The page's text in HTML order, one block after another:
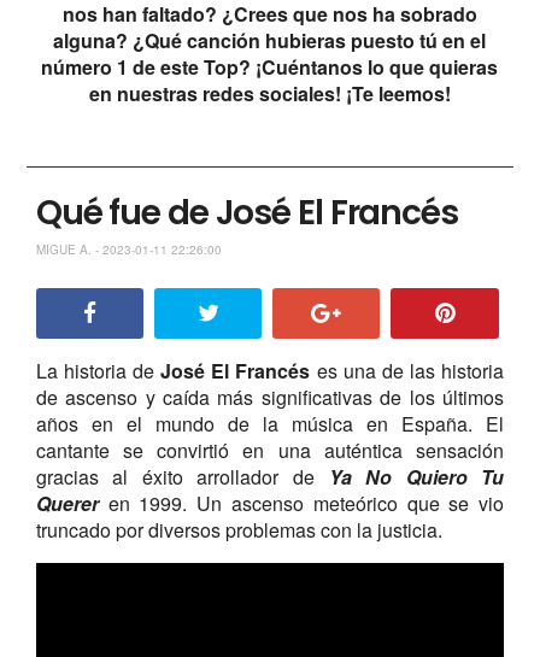
nos han faltado? ¿Crees que nos ha sobrado
alguna? ¿Qué canción hubieras puesto tú en el
número 1 de este Top? ¡Cuéntanos lo que quieras
en nuestras redes sociales! ¡Te leemos!
Qué fue de José El Francés
MIGUE A. - 2023-01-11 22:26:00
La historia deJosé El Francés es una de las historia
de ascenso y caída más significativas de los últimos
años en el mundo de la música en España. El
cantante se convirtió en una auténtica sensación
gracias al éxito arrollador de
YaNo Quiero Tu
Querer en 1999. Un ascenso meteórico que se vio
truncado por diversos problemas con la justicia.